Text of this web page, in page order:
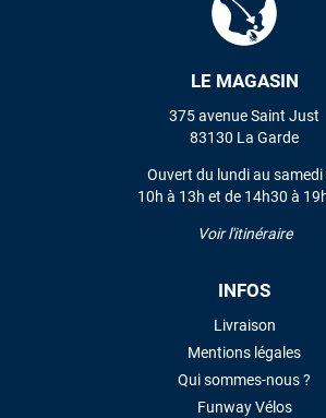
LE MAGASIN
375 avenue Saint Just
83130 La Garde
Ouvert du lundi au samedi
10h à 13h et de 14h30 à
Voir l'itinéraire
INFOS
Livraison
Mentions légales
Qui sommes-nous ?
Funway Vélos